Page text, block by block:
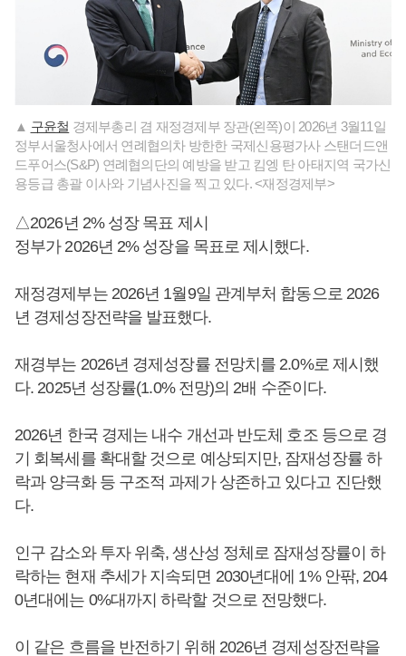
▲ 구윤철 경제부총리 겸 재정경제부 장관(왼쪽)이 2026년 3월11일
정부서울청사에서 연례협의차 방한한 국제신용평가사 스탠더드앤
드푸어스(S&P) 연례협의단의 예방을 받고 킴엥 탄 아태지역 국가신
용등급 총괄 이사와 기념사진을 찍고 있다. <재정경제부>
△2026년 2% 성장 목표 제시
정부가 2026년 2% 성장을 목표로 제시했다.
재정경제부는 2026년 1월9일 관계부처 합동으로 2026
년 경제성장전략을 발표했다.
재경부는 2026년 경제성장률 전망치를 2.0%로 제시했
다. 2025년 성장률(1.0% 전망)의 2배 수준이다.
2026년 한국 경제는 내수 개선과 반도체 호조 등으로 경
기 회복세를 확대할 것으로 예상되지만, 잠재성장률 하
락과 양극화 등 구조적 과제가 상존하고 있다고 진단했
다.
인구 감소와 투자 위축, 생산성 정체로 잠재성장률이 하
락하는 현재 추세가 지속되면 2030년대에 1% 안팎, 204
0년대에는 0%대까지 하락할 것으로 전망했다.
이 같은 흐름을 반전하기 위해 2026년 경제성장전략을